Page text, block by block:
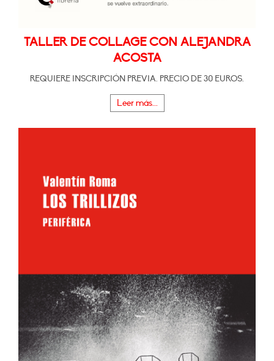
TALLER DE COLLAGE CON ALEJANDRA
ACOSTA
REQUIERE INSCRIPCIÓN PREVIA. PRECIO DE 30 EUROS.
Leer más...